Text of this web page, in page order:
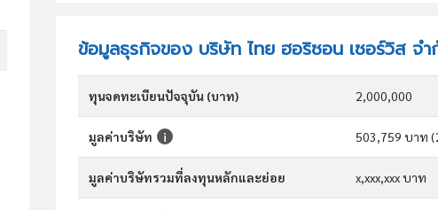
ข้อมูลธุรกิจของ บริษัท ไทย ฮอริซอน เซอร์วิส จ
ทุนจดทะเบียนปัจจุบัน (บาท) 2,000,000
มูลค่าบริษัท 503,759 บาท
มูลค่าบริษัทรวมที่ลงทุนหลักและย่อย x,xxx,xxx บาท